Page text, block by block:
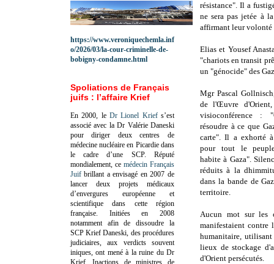
résistance". Il a
ne sera pas jetée à
affirmant leur volonté
Elias et Yousef
"chariots en transit
un "génocide" des
Mgr Pascal
de l'Œuvre
visioconférence :
résoudre à ce que
carte". Il a exhorté
pour tout le
habite à Gaza".
réduits à la
dans la bande de
territoire.
Aucun mot sur les
manifestaient contre
humanitaire,
lieux de stockage
d'Orient persécutés.
https://www.veroniquechemla.inf
o/2026/03/la-cour-criminelle-de-
bobigny-condamne.html
Spoliations de Français
juifs : l’affaire Krief
En 2000, le Dr Lionel Kriefs’est
associé avec la Dr Valérie Daneski
pour diriger deux centres de
médecine nucléaire en Picardie dans
le cadre d’une SCP. Réputé
mondialement, ce médecin Français
Juif brillant a envisagé en 2007 de
lancer deux projets médicaux
d’envergures européenne et
scientifique dans cette région
française. Initiées en 2008
notamment afin de dissoudre la
SCP Krief Daneski, des procédures
judiciaires, aux verdicts souvent
iniques, ont mené à la ruine du Dr
Krief.Inactions de ministres de